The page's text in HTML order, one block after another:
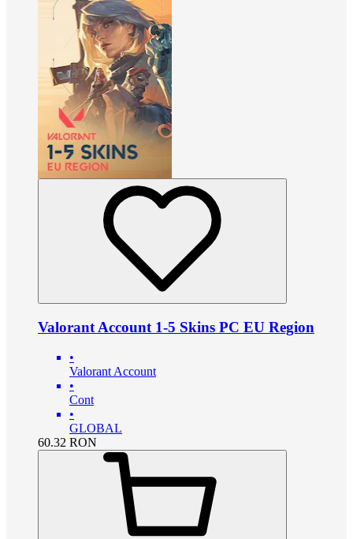
Valorant Account 1-5 Skins PC EU Region
•
Valorant Account
•
Cont
•
GLOBAL
60.32 RON